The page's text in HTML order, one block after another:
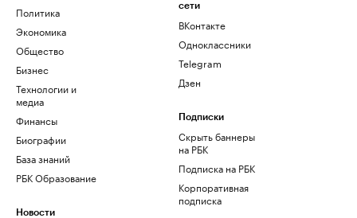
Политика
Экономика
Общество
Бизнес
Технологии и
медиа
Финансы
Биографии
База знаний
РБК Образование
Новости
сети
ВКонтакте
Одноклассники
Telegram
Дзен
Подписки
Скрыть баннеры
на РБК
Подписка на РБК
Корпоративная
подписка